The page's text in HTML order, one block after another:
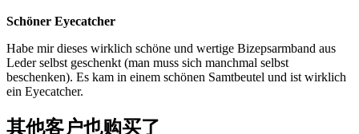
Schöner Eyecatcher
Habe mir dieses wirklich schöne und wertige Bizepsarmband aus
Leder selbst geschenkt (man muss sich manchmal selbst
beschenken). Es kam in einem schönen Samtbeutel und ist wirklich
ein Eyecatcher.
其他客户也购买了